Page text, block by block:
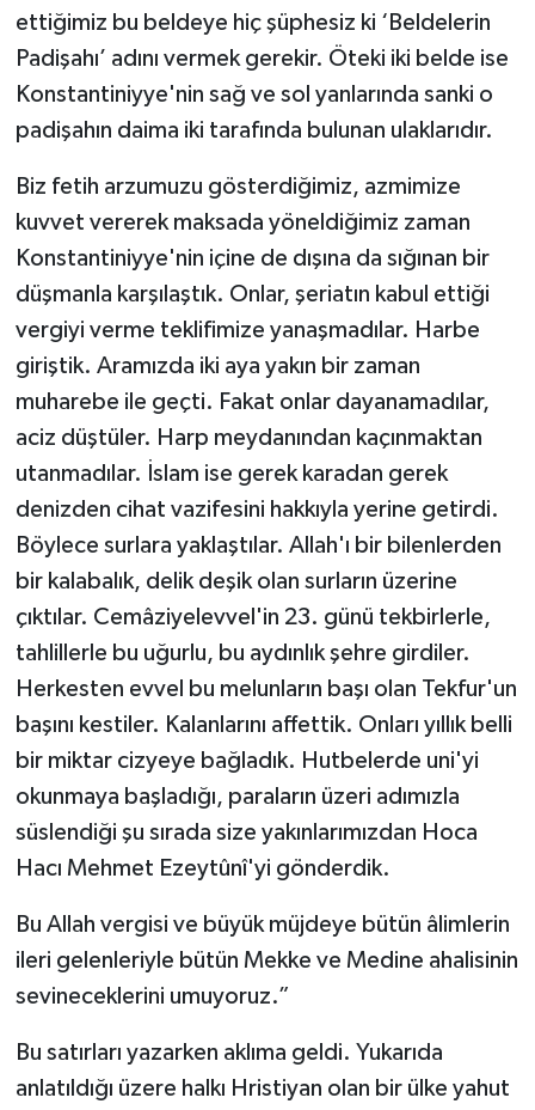
ettiğimiz bu beldeye hiç şüphesiz ki ‘Beldelerin
Padişahı’ adını vermek gerekir. Öteki iki belde ise
Konstantiniyye'nin sağ ve sol yanlarında sanki o
padişahın daima iki tarafında bulunan ulaklarıdır.
Biz fetih arzumuzu gösterdiğimiz, azmimize
kuvvet vererek maksada yöneldiğimiz zaman
Konstantiniyye'nin içine de dışına da sığınan bir
düşmanla karşılaştık. Onlar, şeriatın kabul ettiği
vergiyi verme teklifimize yanaşmadılar. Harbe
giriştik. Aramızda iki aya yakın bir zaman
muharebe ile geçti. Fakat onlar dayanamadılar,
aciz düştüler. Harp meydanından kaçınmaktan
utanmadılar. İslam ise gerek karadan gerek
denizden cihat vazifesini hakkıyla yerine getirdi.
Böylece surlara yaklaştılar. Allah'ı bir bilenlerden
bir kalabalık, delik deşik olan surların üzerine
çıktılar. Cemâziyelevvel'in 23. günü tekbirlerle,
tahlillerle bu uğurlu, bu aydınlık şehre girdiler.
Herkesten evvel bu melunların başı olan Tekfur'un
başını kestiler. Kalanlarını affettik. Onları yıllık belli
bir miktar cizyeye bağladık. Hutbelerde uni'yi
okunmaya başladığı, paraların üzeri adımızla
süslendiği şu sırada size yakınlarımızdan Hoca
Hacı Mehmet Ezeytûnî'yi gönderdik.
Bu Allah vergisi ve büyük müjdeye bütün âlimlerin
ileri gelenleriyle bütün Mekke ve Medine ahalisinin
sevineceklerini umuyoruz.”
Bu satırları yazarken aklıma geldi. Yukarıda
anlatıldığı üzere halkı Hristiyan olan bir ülke yahut